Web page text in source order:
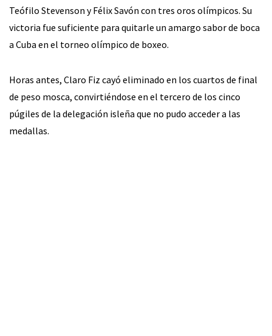
Teófilo Stevenson y Félix Savón con tres oros olímpicos. Su
victoria fue suficiente para quitarle un amargo sabor de boca
a Cuba en el torneo olímpico de boxeo.
Horas antes, Claro Fiz cayó eliminado en los cuartos de final
de peso mosca, convirtiéndose en el tercero de los cinco
púgiles de la delegación isleña que no pudo acceder a las
medallas.